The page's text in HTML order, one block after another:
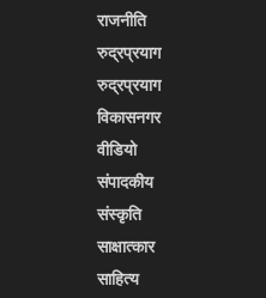
राजनीति
रुद्रप्रयाग
रुद्रप्रयाग
विकासनगर
वीडियो
संपादकीय
संस्कृति
साक्षात्कार
साहित्य